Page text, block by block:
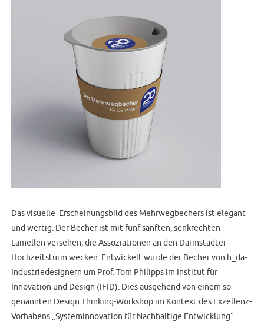
Das visuelle Erscheinungsbild des Mehrwegbechers ist elegant
und wertig. Der Becher ist mit fünf sanften, senkrechten
Lamellen versehen, die Assoziationen an den Darmstädter
Hochzeitsturm wecken. Entwickelt wurde der Becher von h_da-
Industriedesignern um Prof. Tom Philipps im Institut für
Innovation und Design (IFID). Dies ausgehend von einem so
genannten Design Thinking-Workshop im Kontext des Exzellenz-
Vorhabens „Systeminnovation für Nachhaltige Entwicklung“